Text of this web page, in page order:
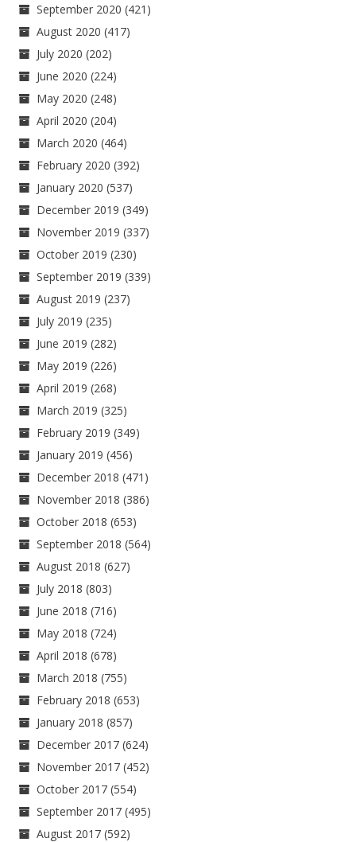
September 2020 (421)
August 2020 (417)
July 2020 (202)
June 2020 (224)
May 2020 (248)
April 2020 (204)
March 2020 (464)
February 2020 (392)
January 2020 (537)
December 2019 (349)
November 2019 (337)
October 2019 (230)
September 2019 (339)
August 2019 (237)
July 2019 (235)
June 2019 (282)
May 2019 (226)
April 2019 (268)
March 2019 (325)
February 2019 (349)
January 2019 (456)
December 2018 (471)
November 2018 (386)
October 2018 (653)
September 2018 (564)
August 2018 (627)
July 2018 (803)
June 2018 (716)
May 2018 (724)
April 2018 (678)
March 2018 (755)
February 2018 (653)
January 2018 (857)
December 2017 (624)
November 2017 (452)
October 2017 (554)
September 2017 (495)
August 2017 (592)